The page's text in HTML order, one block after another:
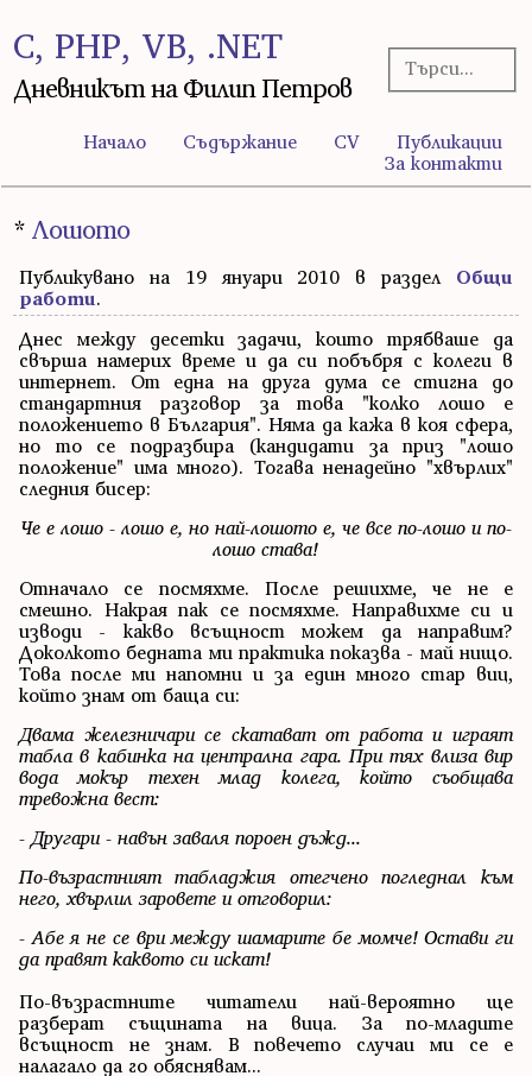
C, PHP, VB, .NET
Дневникът на Филип Петров
Начало Съдържание CV
Публикации
За контакти
* Лошото
Публикувано на 19 януари 2010 в раздел Общи
работи.
Днес между десетки задачи, които трябваше да
свърша намерих време и да си побъбря с колеги в
интернет. От една на друга дума се стигна до
стандартния разговор за това "колко лошо е
положението в България". Няма да кажа в коя сфера,
но то се подразбира (кандидати за приз "лошо
положение" има много). Тогава ненадейно "хвърлих"
следния бисер:
Че е лошо - лошо е, но най-лошото е, че все по-лошо и по-
лошо става!
Отначало се посмяхме. После решихме, че не е
смешно. Накрая пак се посмяхме. Направихме си и
изводи - какво всъщност можем да направим?
Доколкото бедната ми практика показва - май нищо.
Това после ми напомни и за един много стар виц,
който знам от баща си:
Двама железничари се скатават от работа и играят
табла в кабинка на централна гара. При тях влиза вир
вода мокър техен млад колега, който съобщава
тревожна вест:
- Другари - навън заваля пороен дъжд...
По-възрастният табладжия отегчено погледнал към
него, хвърлил заровете и отговорил:
- Абе я не се ври между шамарите бе момче! Остави ги
да правят каквото си искат!
По-възрастните читатели най-вероятно ще
разберат същината на вица. За по-младите
всъщност не знам. В повечето случаи ми се е
налагало да го обяснявам...